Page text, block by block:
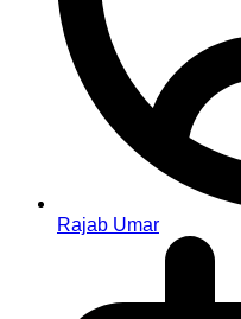
Rajab Umar